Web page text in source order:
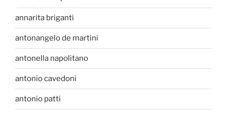
annarita briganti
antonangelo de martini
antonella napolitano
antonio cavedoni
antonio patti